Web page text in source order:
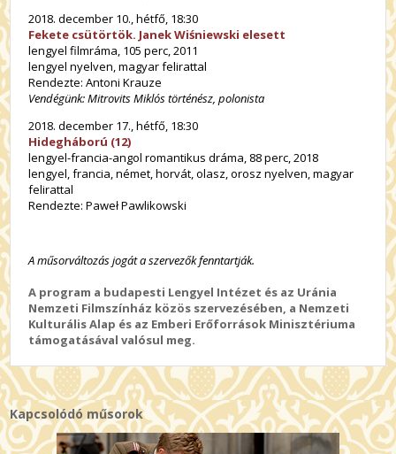
2018. december 10., hétfő, 18:30
Fekete csütörtök. Janek Wiśniewski elesett
lengyel filmráma, 105 perc, 2011
lengyel nyelven, magyar felirattal
Rendezte: Antoni Krauze
Vendégünk: Mitrovits Miklós történész, polonista
2018. december 17., hétfő, 18:30
Hidegháború (12)
lengyel-francia-angol romantikus dráma, 88 perc, 2018
lengyel, francia, német, horvát, olasz, orosz nyelven, magyar
felirattal
Rendezte: Paweł Pawlikowski
A műsorváltozás jogát a szervezők fenntartják.
A program a budapesti Lengyel Intézet és az Uránia
Nemzeti Filmszínház közös szervezésében, a Nemzeti
Kulturális Alap és az Emberi Erőforrások Minisztériuma
támogatásával valósul meg.
Kapcsolódó műsorok